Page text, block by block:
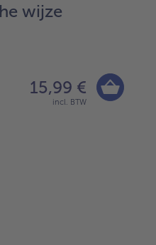
wijze
15,99 €
incl. BTW